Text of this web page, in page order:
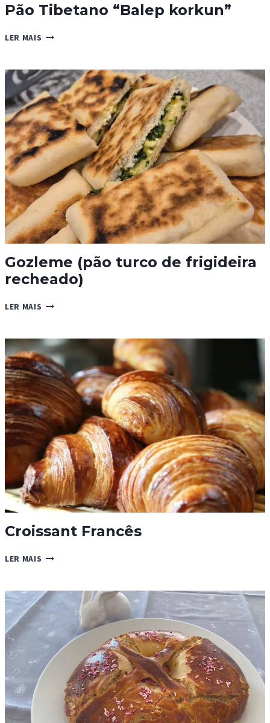
Pão Tibetano “Balep korkun”
LER MAIS PÃO
KORKUN”
Gozleme (pão turco de frigideira
recheado)
LER MAIS GOZLEME
DE
FRIGIDEIRA
RECHEADO)
Croissant Francês
LER MAIS CROISSANT